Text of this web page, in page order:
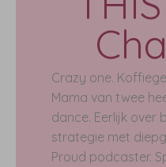
Crazy one.
Mama van twee
dance. Eerlijk over
strategie met
Proud podcaster.